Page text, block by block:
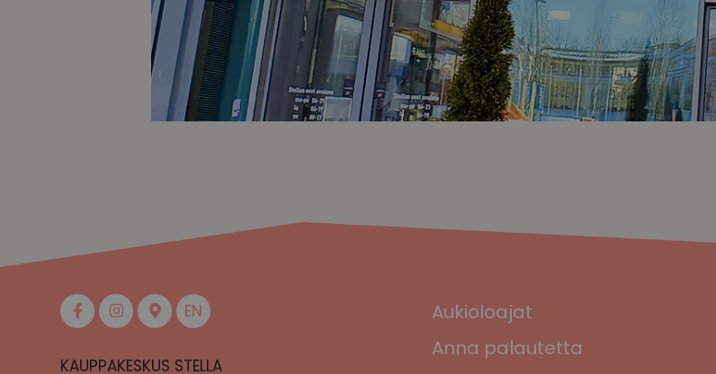
EN
KAUPPAKESKUS STELLA
Aukioloajat
Anna palautetta